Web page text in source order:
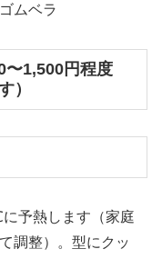
ムベラ
〜1,500円程度
）
予熱します（家庭
調整）。型にクッ